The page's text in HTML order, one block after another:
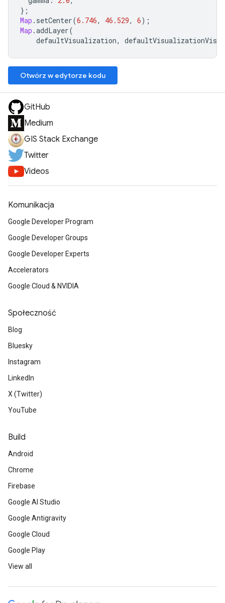
};
Map . setCenter(6.746, 46.529, 6);
Map .addLayer(
defaultVisualization, defaultVisualizationVis
Otwórz w edytorze kodu
GitHub
Medium
GIS Stack Exchange
Twitter
Videos
Komunikacja
Google Developer Program
Google Developer Groups
Google Developer Experts
Accelerators
Google Cloud & NVIDIA
Społeczność
Blog
Bluesky
Instagram
LinkedIn
X (Twitter)
YouTube
Build
Android
Chrome
Firebase
Google AI Studio
Google Antigravity
Google Cloud
Google Play
View all